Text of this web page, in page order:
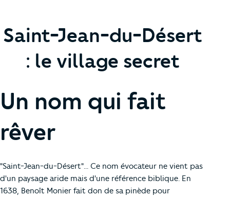
Saint-Jean-du-Désert
: le village secret
Un nom qui fait
rêver
"Saint-Jean-du-Désert"... Ce nom évocateur ne vient pas
d'un paysage aride mais d'une référence biblique. En
1638, Benoît Monier fait don de sa pinède pour